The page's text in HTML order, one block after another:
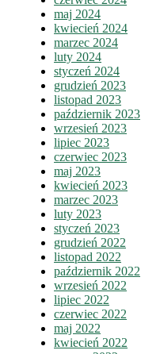
maj 2024
kwiecień 2024
marzec 2024
luty 2024
styczeń 2024
grudzień 2023
listopad 2023
październik 2023
wrzesień 2023
lipiec 2023
czerwiec 2023
maj 2023
kwiecień 2023
marzec 2023
luty 2023
styczeń 2023
grudzień 2022
listopad 2022
październik 2022
wrzesień 2022
lipiec 2022
czerwiec 2022
maj 2022
kwiecień 2022